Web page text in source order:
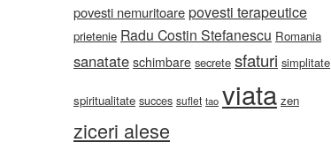
povesti nemuritoarepovesti terapeutice
prietenie Radu Costin Stefanescu Romania
sanatate schimbare secrete sfaturi simplitate
spiritualitate succes suflet tao viata zen
ziceri alese